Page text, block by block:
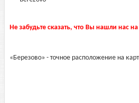
Не забудьте сказать, что Вы нашли нас на
«Березово» - точное расположение на